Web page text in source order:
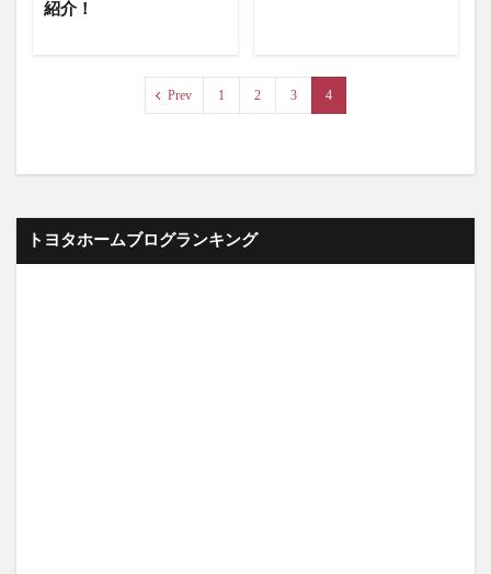
紹介！
Prev 1 2 3 4
トヨタホームブログランキング